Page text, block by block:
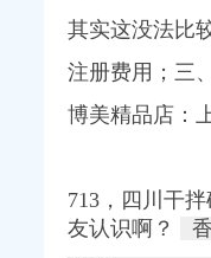
其实这没法比
注册费用；三
博美精品店：
713，四川干
友认识啊？